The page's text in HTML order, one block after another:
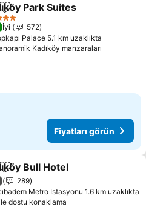
Favorilerime ekle
Park Suites
İyi
572
Palace 5.1 km uzaklıkta
Kadıköy manzaraları
Fiyatları görün
Favorilerime ekle
Bull Hotel
289
Metro İstasyonu 1.6 km uzaklıkta
dostu konaklama